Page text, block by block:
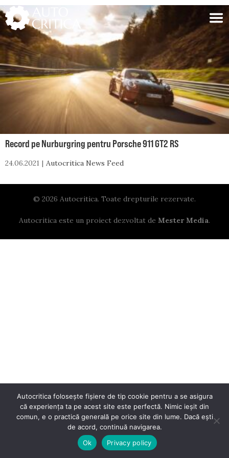
Skip
to
content
Record pe Nurburgring pentru Porsche 911 GT2 RS
24.06.2021 Autocritica News Feed
© 2026 Autocritica. Toate drepturile rezervate.
Autocritica este un proiect dezvoltat de Mester Media.
Autocritica folosește fișiere de tip cookie pentru a se asigura
că experiența ta pe acest site este perfectă. Nimic ieșit din
comun, e o practică generală pe orice site din lume. Dacă ești
de acord, continuă navigarea.
Ok
Privacy policy